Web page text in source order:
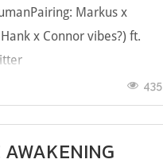
Markus x
x Connor vibes?) ft.
อมเมนท์และสกรีมโวยวาย
คุณได้ที่นี่—)Warning: สปอยล์
435